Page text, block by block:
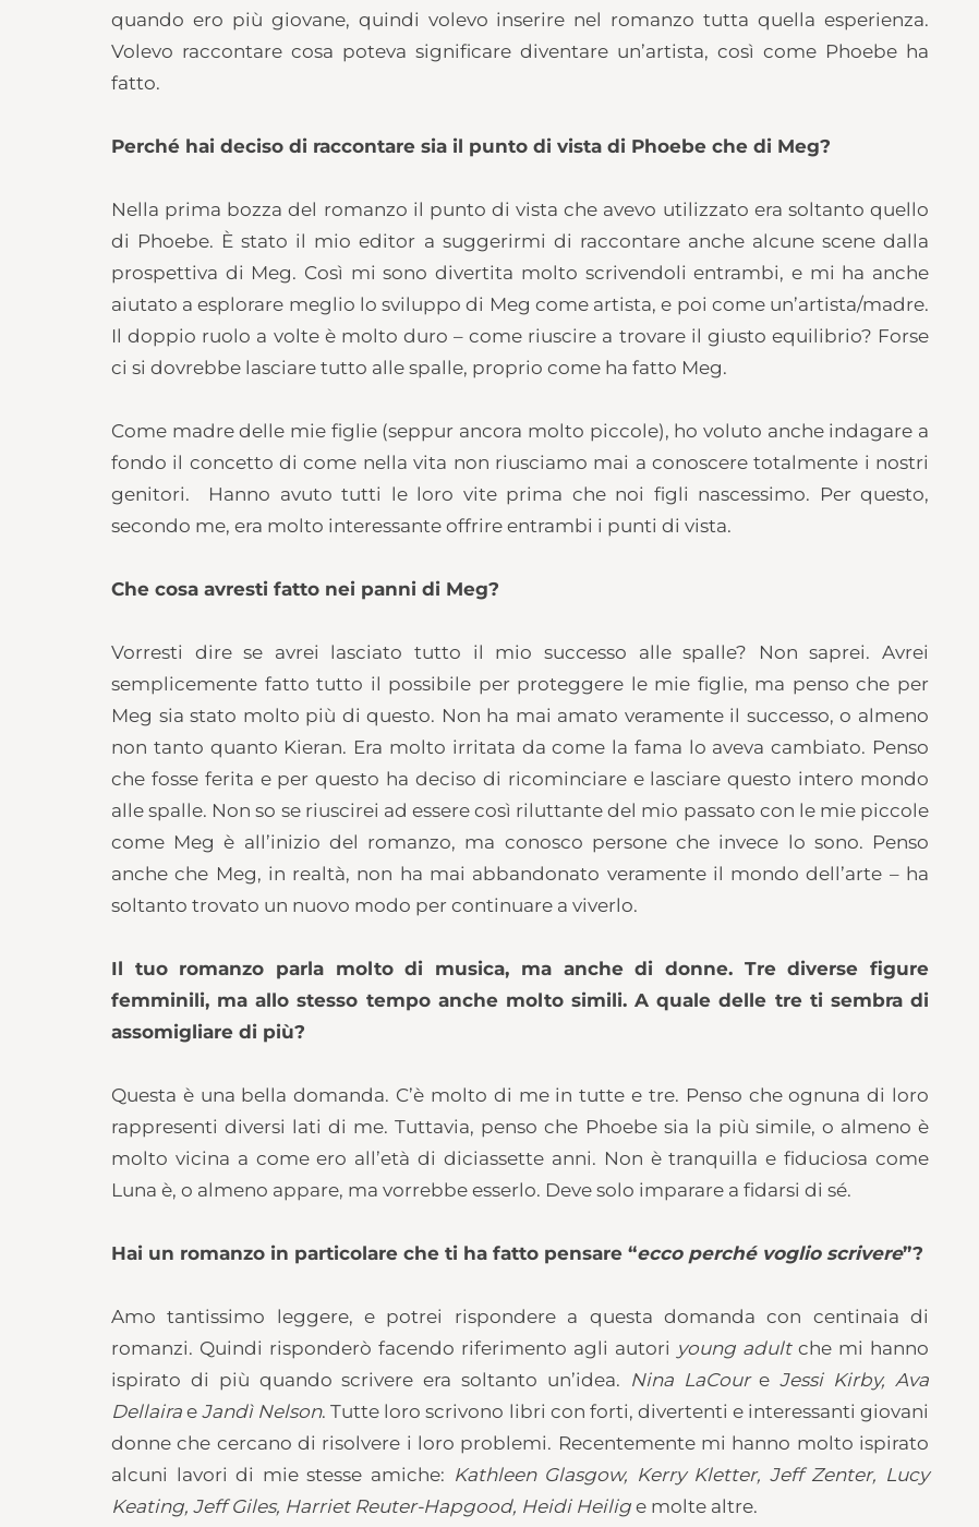
quando ero più giovane, quindi volevo inserire nel romanzo tutta quella esperienza.
Volevo raccontare cosa poteva significare diventare un’artista, così come Phoebe ha
fatto.
Perché hai deciso di raccontare sia il punto di vista di Phoebe che di Meg?
Nella prima bozza del romanzo il punto di vista che avevo utilizzato era soltanto quello
di Phoebe. È stato il mio editor a suggerirmi di raccontare anche alcune scene dalla
prospettiva di Meg. Così mi sono divertita molto scrivendoli entrambi, e mi ha anche
aiutato a esplorare meglio lo sviluppo di Meg come artista, e poi come un’artista/madre.
Il doppio ruolo a volte è molto duro – come riuscire a trovare il giusto equilibrio? Forse
ci si dovrebbe lasciare tutto alle spalle, proprio come ha fatto Meg.
Come madre delle mie figlie (seppur ancora molto piccole), ho voluto anche indagare a
fondo il concetto di come nella vita non riusciamo mai a conoscere totalmente i nostri
genitori. Hanno avuto tutti le loro vite prima che noi figli nascessimo. Per questo,
secondo me, era molto interessante offrire entrambi i punti di vista.
Che cosa avresti fatto nei panni di Meg?
Vorresti dire se avrei lasciato tutto il mio successo alle spalle? Non saprei. Avrei
semplicemente fatto tutto il possibile per proteggere le mie figlie, ma penso che per
Meg sia stato molto più di questo. Non ha mai amato veramente il successo, o almeno
non tanto quanto Kieran. Era molto irritata da come la fama lo aveva cambiato. Penso
che fosse ferita e per questo ha deciso di ricominciare e lasciare questo intero mondo
alle spalle. Non so se riuscirei ad essere così riluttante del mio passato con le mie piccole
come Meg è all’inizio del romanzo, ma conosco persone che invece lo sono. Penso
anche che Meg, in realtà, non ha mai abbandonato veramente il mondo dell’arte – ha
soltanto trovato un nuovo modo per continuare a viverlo.
Il tuo romanzo parla molto di musica, ma anche di donne. Tre diverse figure
femminili, ma allo stesso tempo anche molto simili. A quale delle tre ti sembra di
assomigliare di più?
Questa è una bella domanda. C’è molto di me in tutte e tre. Penso che ognuna di loro
rappresenti diversi lati di me. Tuttavia, penso che Phoebe sia la più simile, o almeno è
molto vicina a come ero all’età di diciassette anni. Non è tranquilla e fiduciosa come
Luna è, o almeno appare, ma vorrebbe esserlo. Deve solo imparare a fidarsi di sé.
Hai un romanzo in particolare che ti ha fatto pensare “ecco perché voglio scrivere”?
Amo tantissimo leggere, e potrei rispondere a questa domanda con centinaia di
romanzi. Quindi risponderò facendo riferimento agli autori young adult che mi hanno
ispirato di più quando scrivere era soltanto un’idea. Nina LaCoureJessi Kirby, Ava
Dellaira eJandì Nelson. Tutte loro scrivono libri con forti, divertenti e interessanti giovani
donne che cercano di risolvere i loro problemi. Recentemente mi hanno molto ispirato
alcuni lavori di mie stesse amiche: Kathleen Glasgow, Kerry Kletter, Jeff Zenter, Lucy
Keating, Jeff Giles, Harriet Reuter-Hapgood, Heidi Heilig e molte altre.